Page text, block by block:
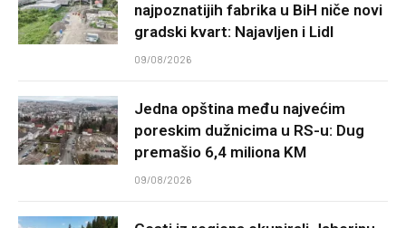
najpoznatijih fabrika u BiH niče novi
gradski kvart: Najavljen i Lidl
09/08/2026
Jedna opština među najvećim
poreskim dužnicima u RS-u: Dug
premašio 6,4 miliona KM
09/08/2026